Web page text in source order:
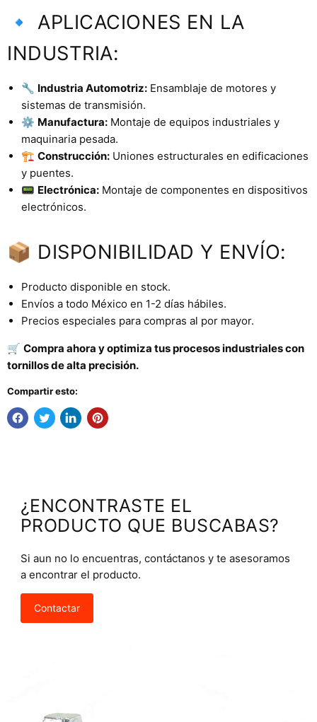
🔹 APLICACIONES EN LA
INDUSTRIA:
🔧 Industria Automotriz: Ensamblaje de motores y
sistemas de transmisión.
⚙️ Manufactura: Montaje de equipos industriales y
maquinaria pesada.
🏗️ Construcción: Uniones estructurales en edificaciones
y puentes.
📟 Electrónica: Montaje de componentes en dispositivos
electrónicos.
📦 DISPONIBILIDAD Y ENVÍO:
Producto disponible en stock.
Envíos a todo México en 1-2 días hábiles.
Precios especiales para compras al por mayor.
🛒 Compra ahora y optimiza tus procesos industriales con
tornillos de alta precisión.
Compartir esto:
¿ENCONTRASTE EL
PRODUCTO QUE BUSCABAS?
Si aun no lo encuentras, contáctanos y te asesoramos
a encontrar el producto.
Contactar